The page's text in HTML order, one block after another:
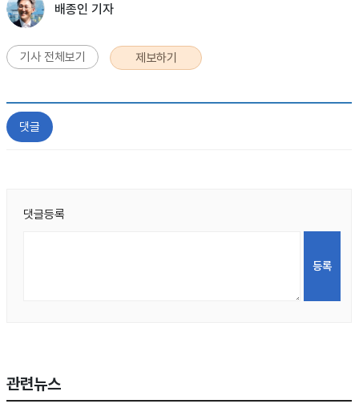
배종인 기자
기사 전체보기 제보하기
댓글
댓글등록
관련뉴스